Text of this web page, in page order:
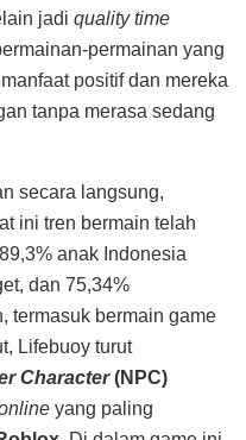
jadi quality time
permainan yang
positif dan mereka
tanpa merasa sedang
secara langsung,
ini tren bermain telah
anak Indonesia
dan 75,34%
termasuk bermain game
Lifebuoy turut
Character(NPC)
yang paling